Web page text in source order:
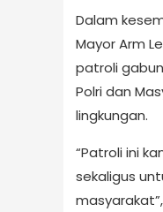
Dalam
Mayor Arm
patroli
Polri dan
lingkungan.
“Patroli ini
sekaligus